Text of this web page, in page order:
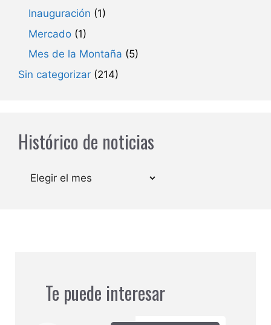
Inauguración (1)
Mercado (1)
Mes de la Montaña (5)
Sin categorizar (214)
Histórico de noticias
Archivos
Te puede interesar